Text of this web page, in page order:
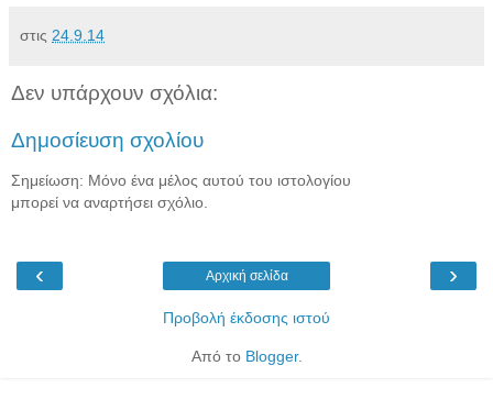
στις 24.9.14
Δεν υπάρχουν σχόλια:
Δημοσίευση σχολίου
Σημείωση: Μόνο ένα μέλος αυτού του ιστολογίου
μπορεί να αναρτήσει σχόλιο.
‹ ›
Αρχική σελίδα
Προβολή έκδοσης ιστού
Από το Blogger.